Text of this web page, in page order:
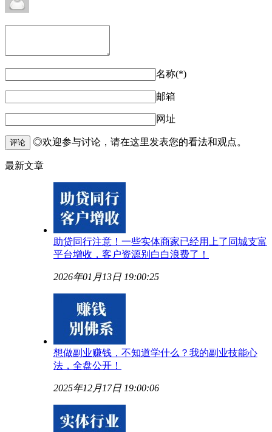
名称(*)
邮箱
网址
评论 ◎欢迎参与讨论，请在这里发表您的看法和观点。
最新文章
助贷同行注意！一些实体商家已经用上了同城支富
平台增收，客户资源别白白浪费了！
2026年01月13日 19:00:25
想做副业赚钱，不知道学什么？我的副业技能心
法，全盘公开！
2025年12月17日 19:00:06